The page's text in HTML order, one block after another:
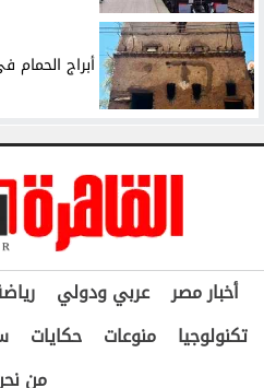
أبراج
أخبار مصر عربي ودولي
تكنولوجيا
منوعات حكايات
من